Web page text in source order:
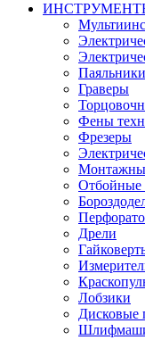
Граверы
Фены
Фрезеры
Отбойные
Дрели
Лобзики
Дисковые